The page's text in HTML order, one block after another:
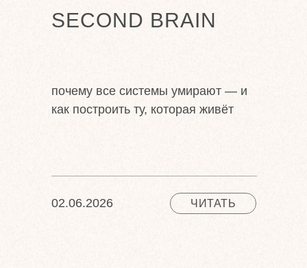
SECOND BRAIN
почему все системы умирают — и
как построить ту, которая живёт
02.06.2026 ЧИТАТЬ